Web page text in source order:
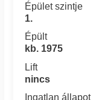
Épület szintje
1.
Épült
kb. 1975
Lift
nincs
Ingatlan állapot